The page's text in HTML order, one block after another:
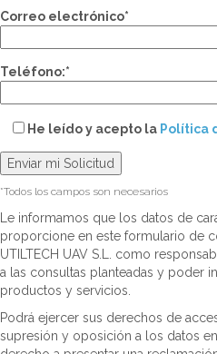
Correo electrónico*
Teléfono:*
He leído y acepto la Política
*Todos los campos son necesarios
Le informamos que los datos de
proporcione en este formulario de
UTILTECH UAV S.L. como
a las consultas planteadas y poder
productos y servicios.
Podrá ejercer sus derechos de
supresión y oposición a los datos